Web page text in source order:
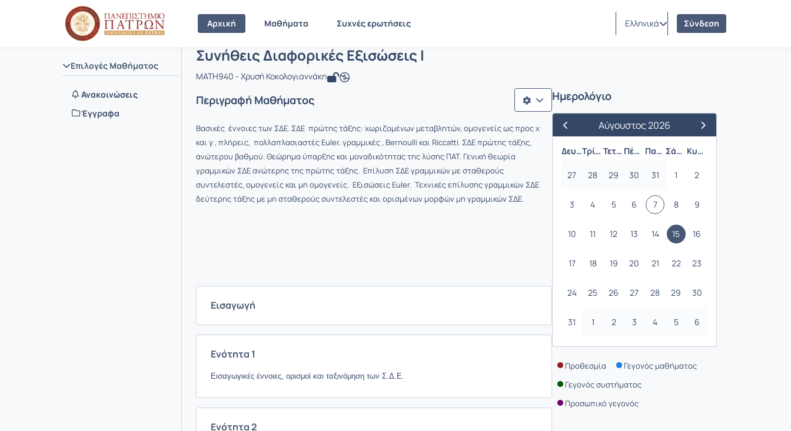
Αρχική Μαθήματα Συχνές ερωτήσεις Ελληνικά Σύνδεση
Επιλογές Μαθήματος
Ανακοινώσεις
Έγγραφα
Αρχική Σελίδα Συνήθεις Διαφορικές Εξισώσεις Ι
Μάθημα : Συνήθεις Διαφορικές Εξισώσεις Ι
Κωδικός : MATH940
Συνήθεις Διαφορικές Εξισώσεις Ι
MATH940 - Χρυσή Κοκολογιαννάκη
Περιγραφή Μαθήματος
Βασικές έννοιες των ΣΔΕ. ΣΔΕ πρώτης τάξης: χωριζομένων μεταβλητών, ομογενείς ως προς x
και y , πλήρεις, πολλαπλασιαστές Euler, γραμμικές , Bernoulli και Riccatti. ΣΔΕ πρώτης τάξης,
ανώτερου βαθμού. Θεώρημα ύπαρξης και μοναδικότητας της λύσης ΠΑΤ. Γενική θεωρία
γραμμικών ΣΔΕ ανώτερης της πρώτης τάξης. Επίλυση ΣΔΕ γραμμικών με σταθερούς
συντελεστές, ομογενείς και μη ομογενείς. Εξισώσεις Euler. Τεχνικές επίλυσης γραμμικών ΣΔΕ
δεύτερης τάξης με μη σταθερούς συντελεστές και ορισμένων μορφών μη γραμμικών ΣΔΕ.
Εισαγωγή
Ενότητα 1
Εισαγωγικές έννοιες, ορισμοί και ταξινόμηση των Σ.Δ.Ε.
Ενότητα 2
Ημερολόγιο
Προηγούμενος Μήνας
Αύγουστος 2026
Επόμενος Μήνας
Δευτέρα
Τρίτη Τετάρτη Πέμπτη Παρασκευή Σάββατο Κυριακή
27 28 29 30 31 1 2
3 4 5 6 7 8 9
10 11 12 13 14 15 16
17 18 19 20 21 22 23
24 25 26 27 28 29 30
31 1 2 3 4 5 6
Προθεσμία
Γεγονός μαθήματος
Γεγονός συστήματος
Προσωπικό γεγονός